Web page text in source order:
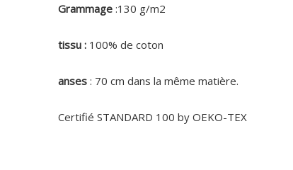
Grammage :130 g/m2
tissu : 100% de coton
anses : 70 cm dans la même matière.
Certifié STANDARD 100 by OEKO-TEX